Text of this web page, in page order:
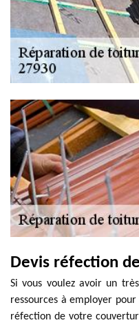
Devis réfection
Si vous voulez avoir un
ressources à employer
réfection de votre